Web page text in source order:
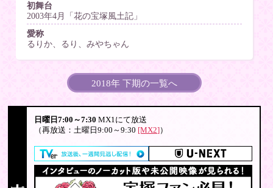
初舞台
2003年4月「花の宝塚風土記」
愛称
るりか、るり、みやちゃん
2018年 下期の一覧へ
日曜日7:00～7:30 MX1にて放送
（再放送：土曜日9:00～9:30 [MX2]）